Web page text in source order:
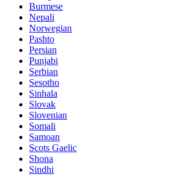
Burmese
Nepali
Norwegian
Pashto
Persian
Punjabi
Serbian
Sesotho
Sinhala
Slovak
Slovenian
Somali
Samoan
Scots Gaelic
Shona
Sindhi